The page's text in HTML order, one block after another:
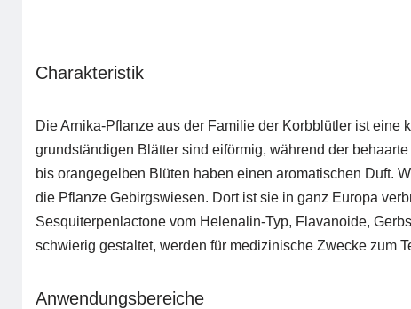
Charakteristik
Die Arnika-Pflanze aus der Familie der Korbblütler ist
grundständigen Blätter sind eiförmig, während der
bis orangegelben Blüten haben einen aromatischen Duft.
die Pflanze Gebirgswiesen. Dort ist sie in ganz Europa
Sesquiterpenlactone vom Helenalin-Typ, Flavanoide,
schwierig gestaltet, werden für medizinische Zwecke zum
Anwendungsbereiche